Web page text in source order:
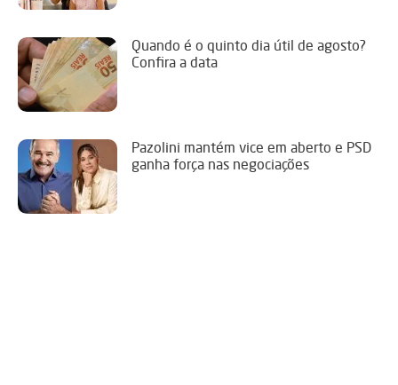
Quando é o quinto dia útil de agosto?
Confira a data
Pazolini mantém vice em aberto e PSD
ganha força nas negociações